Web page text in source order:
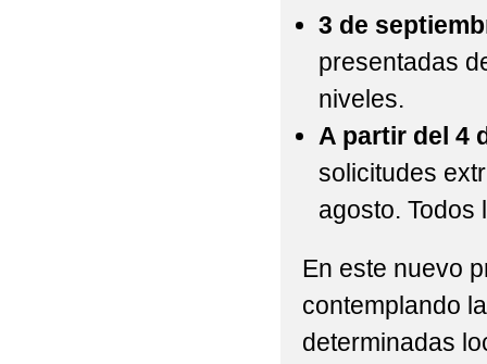
3 de
presentadas
niveles.
A partir del 4
solicitudes
agosto. Todos
En este nuevo
contemplando
determinadas